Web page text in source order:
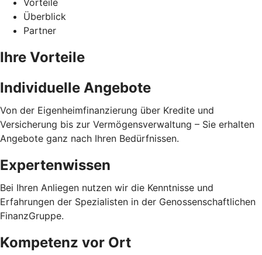
Überblick
Partner
Ihre Vorteile
Individuelle Angebote
Von der Eigenheimfinanzierung über Kredite und
Versicherung bis zur Vermögensverwaltung – Sie erhalten
Angebote ganz nach Ihren Bedürfnissen.
Expertenwissen
Bei Ihren Anliegen nutzen wir die Kenntnisse und
Erfahrungen der Spezialisten in der Genossenschaftlichen
FinanzGruppe.
Kompetenz vor Ort